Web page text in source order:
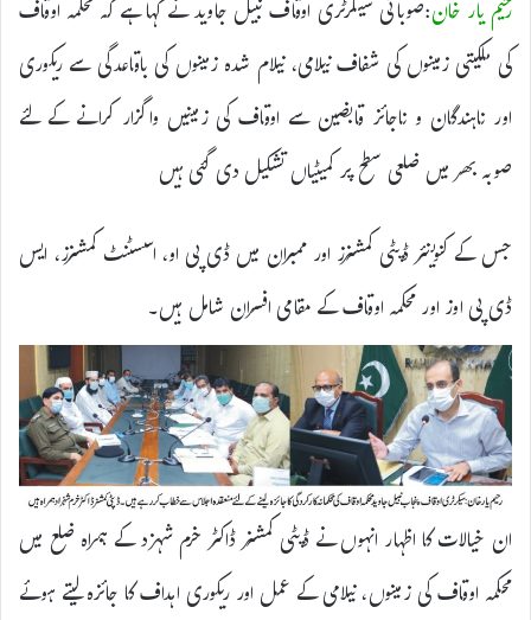
رحیم یار خان:صوبائی سیکرٹری اوقاف نبیل جاوید نے کہا ہے کہ محکمہ اوقاف
کی ملکیتی زمینوں کی شفاف نیلامی، نیلام شدہ زمینوں کی باقاعدگی سے ریکوری
اور ناہندگان و ناجائز قابضین سے اوقاف کی زمینیں واگزار کرانے کے لئے
صوبہ بھر میں ضلعی سطح پر کمیٹیاں تشکیل دی گئی ہیں
جس کے کنوینئر ڈپٹی کمشنرز اور ممبران میں ڈی پی او، اسسٹنٹ کمشنرز، ایس
ڈی پی اوز اور محکمہ اوقاف کے مقامی افسران شامل ہیں۔
ان خیالات کا اظہار انہوں نے ڈپٹی کمشنر ڈاکٹر خرم شہزد کے ہمراہ ضلع میں
محکمہ اوقاف کی زمینوں، نیلامی کے عمل اور ریکوری اہداف کا جائزہ لیتے ہوئے